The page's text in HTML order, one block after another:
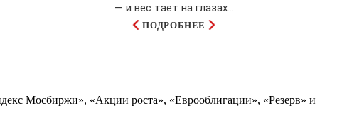
— и вес тает на глазах…
ПОДРОБНЕЕ
Мосбиржи», «Акции роста», «Еврооблигации», «Резерв» и